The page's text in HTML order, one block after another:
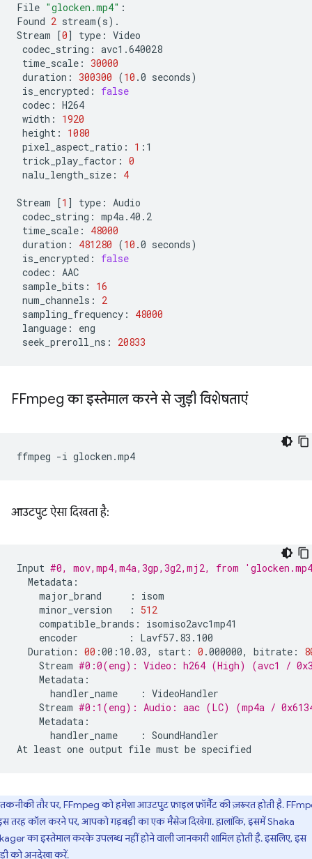
File "glocken.mp4" :
Found 2 stream(s) .
Stream [0] type:
codec_string:
time_scale: 30000
duration: 300300 (10 .0 seconds)
is_encrypted:
false
codec:
width:
1920
height:
1080
pixel_aspect_ratio:
1
trick_play_factor: 0
nalu_length_size:
4
Stream [1 ] type:
codec_string:
time_scale:
48000
duration:
481280 (10 .0 seconds)
is_encrypted:
false
codec:
sample_bits:
16
num_channels:
2
sampling_frequency:
48000
language:
seek_preroll_ns:
20833
FFmpeg का इस्तेमाल करने से जुड़ी विशेषताएं
ffmpeg -i
आउटपुट ऐसा दिखता है:
Input #0, mov,mp4,m4a,3gp,3g2,mj2, from
major_brand
:
minor_version
:
512
compatible_brands:
encoder
:
Duration: 00 :00:10.03, start: 0 .000000, bitrate:
Stream #0:0(eng): Video: h264 (High) (avc1 /
handler_name
:
Stream #0:1(eng): Audio: aac (LC) (mp4a /
handler_name
: SoundHandler
At least one output file must be
तकनीकी तौर पर, FFmpeg को हमेशा आउटपुट फ़ाइल फ़ॉर्मैट की ज़रूरत होती है.
तरह कॉल करने पर, आपको गड़बड़ी का एक मैसेज दिखेगा. हालांकि, इसमें Shaka
का इस्तेमाल करके उपलब्ध नहीं होने वाली जानकारी शामिल होती है. इसलिए, इस
को अनदेखा करें.